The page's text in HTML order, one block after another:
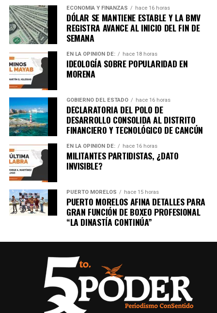
ECONOMÍA Y FINANZAS hace 16 horas
DÓLAR SE MANTIENE ESTABLE Y LA BMV
REGISTRA AVANCE AL INICIO DEL FIN DE
SEMANA
EN LA OPINIÓN DE: hace 18 horas
IDEOLOGÍA SOBRE POPULARIDAD EN
MORENA
GOBIERNO DEL ESTADO hace 16 horas
DECLARATORIA DEL POLO DE
DESARROLLO CONSOLIDA AL DISTRITO
FINANCIERO Y TECNOLÓGICO DE CANCÚN
EN LA OPINIÓN DE: hace 16 horas
MILITANTES PARTIDISTAS, ¿DATO
INVISIBLE?
PUERTO MORELOS hace 15 horas
PUERTO MORELOS AFINA DETALLES PARA
GRAN FUNCIÓN DE BOXEO PROFESIONAL
“LA DINASTÍA CONTINÚA”